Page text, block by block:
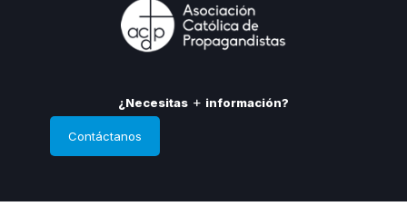
¿Necesitas información?
Contáctanos